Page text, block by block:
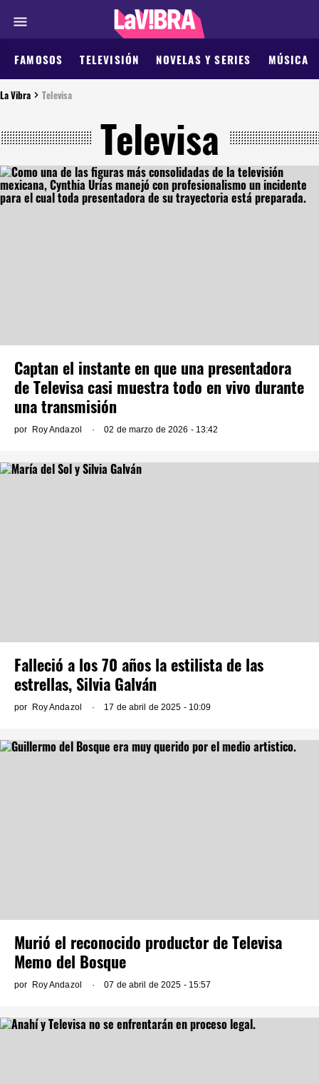
FAMOSOS TELEVISIÓN NOVELAS Y SERIES MÚSICA
La Vibra Televisa
Televisa
Captan el instante en que una presentadora
de Televisa casi muestra todo en vivo durante
una transmisión
por Roy Andazol 02 de marzo de 2026 - 13:42
Falleció a los 70 años la estilista de las
estrellas, Silvia Galván
por Roy Andazol 17 de abril de 2025 - 10:09
Murió el reconocido productor de Televisa
Memo del Bosque
por Roy Andazol 07 de abril de 2025 - 15:57